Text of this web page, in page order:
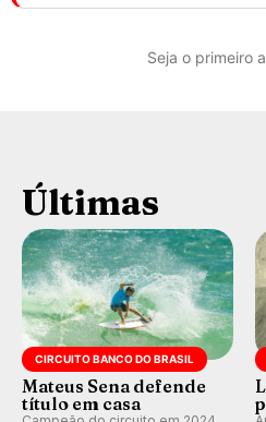
Seja o primeiro
Últimas
CIRCUITO BANCO DO BRASIL
Mateus Sena defende
título em casa